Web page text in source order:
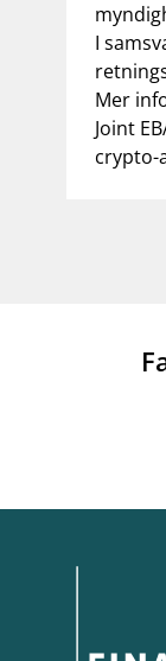
I
Mer
Joint
crypto-